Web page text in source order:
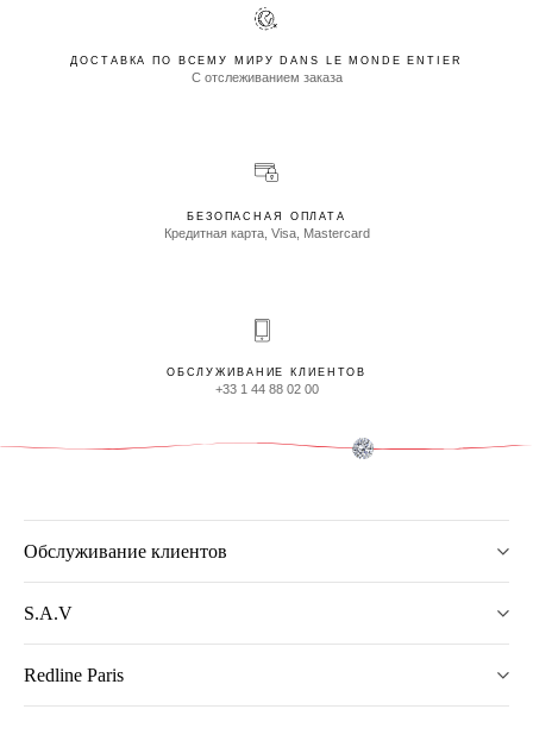
ДОСТАВКА ПО ВСЕМУ МИРУ DANS LE MONDE ENTIER
С отслеживанием заказа
БЕЗОПАСНАЯ ОПЛАТА
Кредитная карта, Visa, Mastercard
ОБСЛУЖИВАНИЕ КЛИЕНТОВ
+33 1 44 88 02 00
Обслуживание клиентов
S.A.V
Redline Paris